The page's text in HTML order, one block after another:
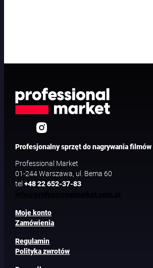
Profesjonalny sprzęt do nagrywania
Professional Market
01-244 Warszawa, ul. Bema 60
tel+48 22 652-37-83
Moje konto
Zamówienia
Regulamin
Polityka zwrotów